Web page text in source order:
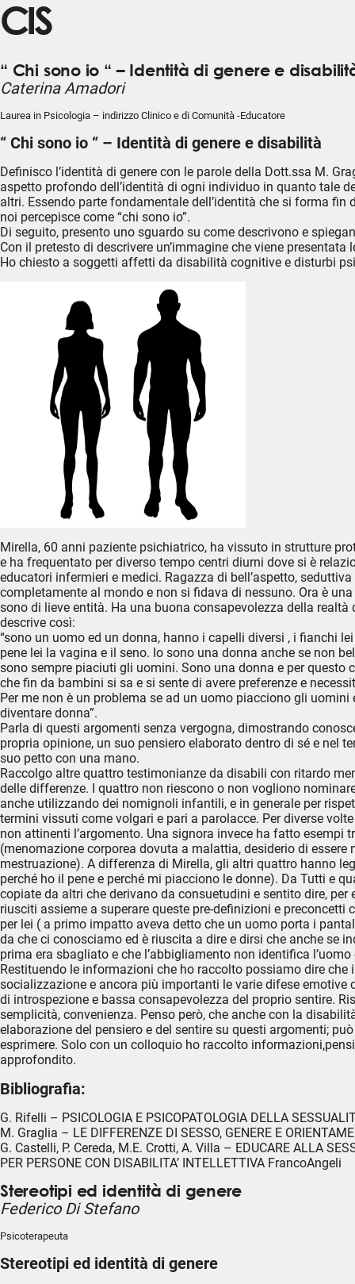
CIS
“ Chi sono io “ – Identità di genere e
Caterina Amadori
Laurea in Psicologia – indirizzo Clinico e di Comunità -Educatore
“ Chi sono io “ – Identità di genere e disabilità
Definisco l’identità di genere con le parole della Dott.ssa M.
aspetto profondo dell’identità di ogni individuo in quanto tale
altri. Essendo parte fondamentale dell’identità che si forma
noi percepisce come “chi sono io”.
Di seguito, presento uno sguardo su come descrivono e
Con il pretesto di descrivere un’immagine che viene
Ho chiesto a soggetti affetti da disabilità cognitive e disturbi
Mirella, 60 anni paziente psichiatrico, ha vissuto in strutture
e ha frequentato per diverso tempo centri diurni dove si è
educatori infermieri e medici. Ragazza di bell’aspetto,
completamente al mondo e non si fidava di nessuno. Ora è
sono di lieve entità. Ha una buona consapevolezza della
descrive così:
“sono un uomo ed un donna, hanno i capelli diversi , i fianchi
pene lei la vagina e il seno. Io sono una donna anche se non
sono sempre piaciuti gli uomini. Sono una donna e per questo
che fin da bambini si sa e si sente di avere preferenze e
Per me non è un problema se ad un uomo piacciono gli
diventare donna”.
Parla di questi argomenti senza vergogna, dimostrando
propria opinione, un suo pensiero elaborato dentro di sé e nel
suo petto con una mano.
Raccolgo altre quattro testimonianze da disabili con ritardo
delle differenze. I quattro non riescono o non vogliono
anche utilizzando dei nomignoli infantili, e in generale per
termini vissuti come volgari e pari a parolacce. Per diverse
non attinenti l’argomento. Una signora invece ha fatto
(menomazione corporea dovuta a malattia, desiderio di
mestruazione). A differenza di Mirella, gli altri quattro hanno
perché ho il pene e perché mi piacciono le donne). Da Tutti e
copiate da altri che derivano da consuetudini e sentito dire,
riusciti assieme a superare queste pre-definizioni e
per lei ( a primo impatto aveva detto che un uomo porta i
da che ci conosciamo ed è riuscita a dire e dirsi che anche se
prima era sbagliato e che l’abbigliamento non identifica
Restituendo le informazioni che ho raccolto possiamo dire
socializzazione e ancora più importanti le varie difese
di introspezione e bassa consapevolezza del proprio sentire.
semplicità, convenienza. Penso però, che anche con la
elaborazione del pensiero e del sentire su questi argomenti;
esprimere. Solo con un colloquio ho raccolto
approfondito.
Bibliografia:
G. Rifelli – PSICOLOGIA E PSICOPATOLOGIA DELLA
M. Graglia – LE DIFFERENZE DI SESSO, GENERE E
G. Castelli, P. Cereda, M.E. Crotti, A. Villa – EDUCARE ALLA
PER PERSONE CON DISABILITA’ INTELLETTIVA FrancoAngeli
Stereotipi ed identità di genere
Federico Di Stefano
Psicoterapeuta
Stereotipi ed identità di genere